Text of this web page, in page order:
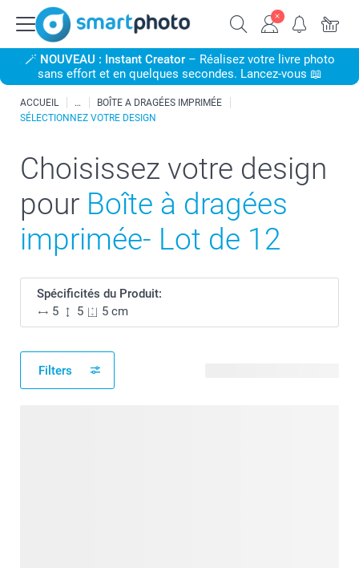
🪄 NOUVEAU : Instant Creator– Réalisez votre livre photo
sans effort et en quelques secondes. Lancez-vous 📖
ACCUEIL
BOÎTE A DRAGÉES IMPRIMÉE
SÉLECTIONNEZ VOTRE DESIGN
Choisissez votre design
pour Boîte à dragées
imprimée- Lot de 12
Spécificités du Produit:
5
5 5 cm
Filters